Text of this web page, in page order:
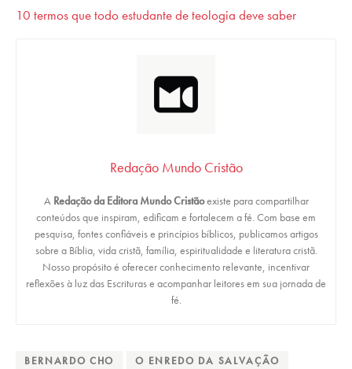
10 termos que todo estudante de teologia deve saber
Redação Mundo Cristão
A Redação da Editora Mundo Cristãoexiste para compartilhar
conteúdos que inspiram, edificam e fortalecem a fé. Com base em
pesquisa, fontes confiáveis e princípios bíblicos, publicamos artigos
sobre a Bíblia, vida cristã, família, espiritualidade e literatura cristã.
Nosso propósito é oferecer conhecimento relevante, incentivar
reflexões à luz das Escrituras e acompanhar leitores em sua jornada de
fé.
BERNARDO CHO
O ENREDO DA SALVAÇÃO